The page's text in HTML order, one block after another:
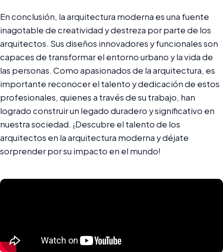
En conclusión, la arquitectura moderna es una fuente
inagotable de creatividad y destreza por parte de los
arquitectos. Sus diseños innovadores y funcionales son
capaces de transformar el entorno urbano y la vida de
las personas. Como apasionados de la arquitectura, es
importante reconocer el talento y dedicación de estos
profesionales, quienes a través de su trabajo, han
logrado construir un legado duradero y significativo en
nuestra sociedad. ¡Descubre el talento de los
arquitectos en la arquitectura moderna y déjate
sorprender por su impacto en el mundo!